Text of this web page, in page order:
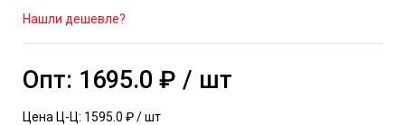
Нашли дешевле?
Опт: 1695.0 ₽ / шт
Цена Ц-Ц: 1595.0 ₽ / шт